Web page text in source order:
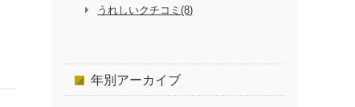
うれしいクチコミ(8)
年別アーカイブ